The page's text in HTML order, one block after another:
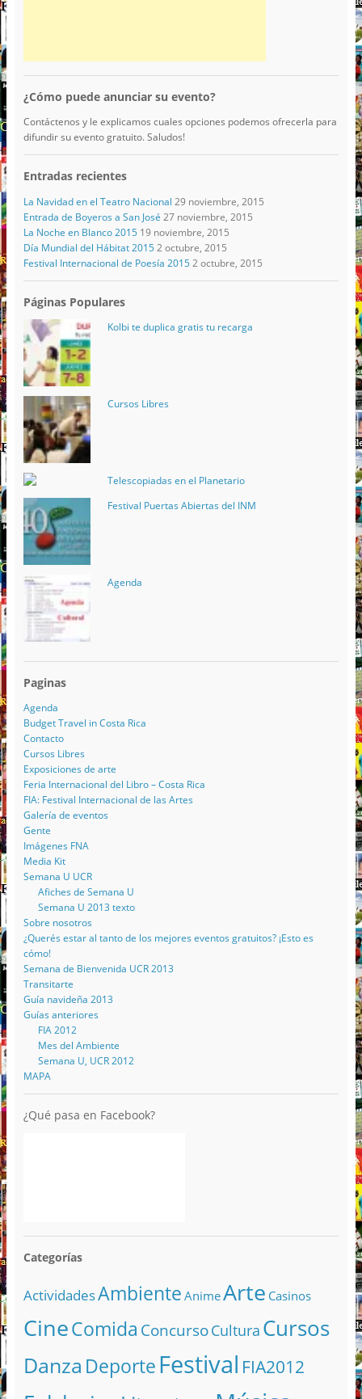
¿Cómo puede anunciar su evento?
Contáctenos y le explicamos cuales opciones podemos ofrecerla para
difundir su evento gratuito. Saludos!
Entradas recientes
La Navidad en el Teatro Nacional 29 noviembre, 2015
Entrada de Boyeros a San José 27 noviembre, 2015
La Noche en Blanco 2015 19 noviembre, 2015
Día Mundial del Hábitat 2015 2 octubre, 2015
Festival Internacional de Poesía 2015 2 octubre, 2015
Páginas Populares
Kolbi te duplica gratis tu recarga
Cursos Libres
Telescopiadas en el Planetario
Festival Puertas Abiertas del INM
Agenda
Paginas
Agenda
Budget Travel in Costa Rica
Contacto
Cursos Libres
Exposiciones de arte
Feria Internacional del Libro – Costa Rica
FIA: Festival Internacional de las Artes
Galería de eventos
Gente
Imágenes FNA
Media Kit
Semana U UCR
Afiches de Semana U
Semana U 2013 texto
Sobre nosotros
¿Querés estar al tanto de los mejores eventos gratuitos? ¡Esto es
cómo!
Semana de Bienvenida UCR 2013
Transitarte
Guía navideña 2013
Guías anteriores
FIA 2012
Mes del Ambiente
Semana U, UCR 2012
MAPA
¿Qué pasa en Facebook?
Categorías
ActividadesAmbiente AnimeArte Casinos
CineComida ConcursoCultura Cursos
Danza DeporteFestival FIA2012